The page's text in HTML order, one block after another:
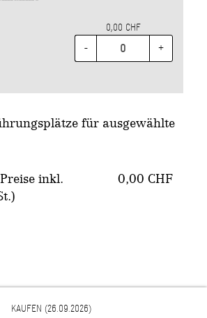
0,00 CHF
- +
für ausgewählte
inkl.
0,00 CHF
KAUFEN (26.09.2026)